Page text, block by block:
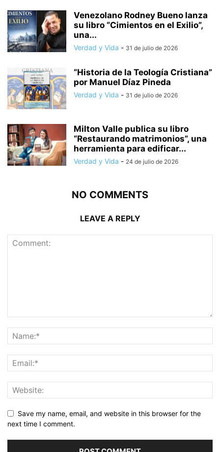
Venezolano Rodney Bueno lanza
su libro “Cimientos en el Exilio”,
una...
Verdad y Vida - 31 de julio de 2026
“Historia de la Teología Cristiana”
por Manuel Díaz Pineda
Verdad y Vida - 31 de julio de 2026
Milton Valle publica su libro
“Restaurando matrimonios”, una
herramienta para edificar...
Verdad y Vida - 24 de julio de 2026
NO COMMENTS
LEAVE A REPLY
Save my name, email, and website in this browser for the
next time I comment.